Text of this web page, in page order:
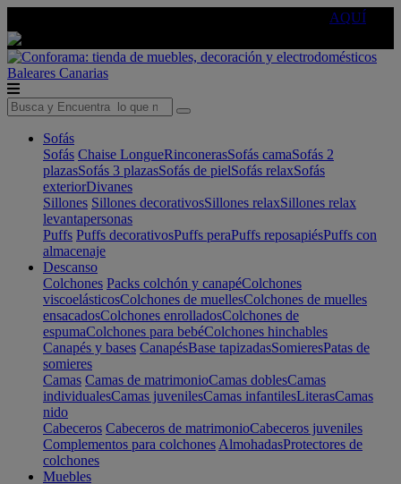
AQUÍ
Baleares Canarias
Sofás
Sofás Chaise LongueRinconerasSofás camaSofás 2
plazasSofás 3 plazasSofás de pielSofás relaxSofás
exteriorDivanes
Sillones Sillones decorativosSillones relaxSillones relax
levantapersonas
Puffs Puffs decorativosPuffs peraPuffs reposapiésPuffs con
almacenaje
Descanso
Colchones Packs colchón y canapéColchones
viscoelásticosColchones de muellesColchones de muelles
ensacadosColchones enrolladosColchones de
espumaColchones para bebéColchones hinchables
Canapés y bases CanapésBase tapizadasSomieresPatas de
somieres
Camas Camas de matrimonioCamas doblesCamas
individualesCamas juvenilesCamas infantilesLiterasCamas
nido
Cabeceros Cabeceros de matrimonioCabeceros juveniles
Complementos para colchones AlmohadasProtectores de
colchones
Muebles